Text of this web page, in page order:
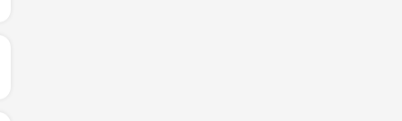
ЛАЙКОВ ЗА "THE DEAD DANCE - LADY GAGA":